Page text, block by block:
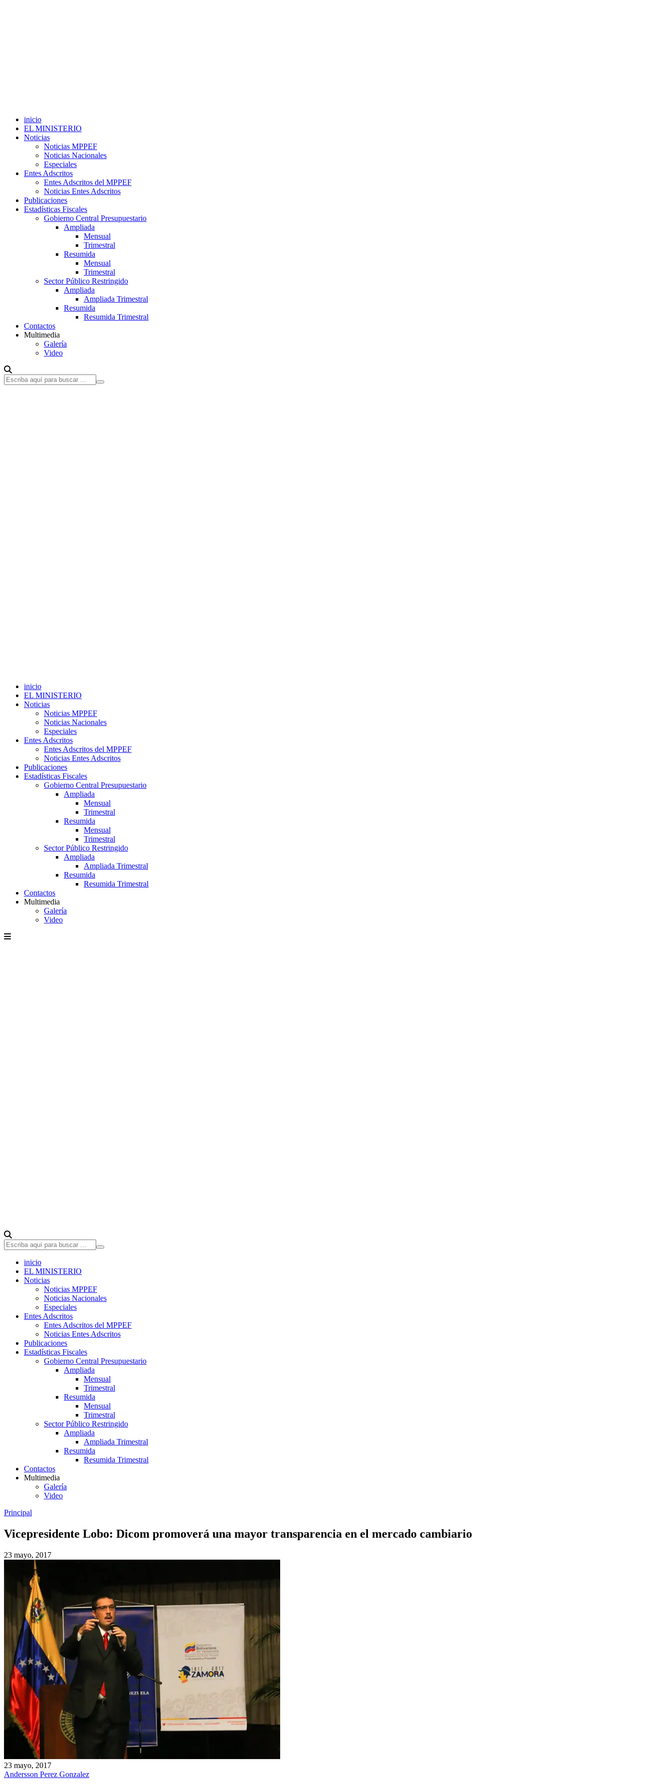
inicio
EL MINISTERIO
Noticias
Noticias MPPEF
Noticias Nacionales
Especiales
Entes Adscritos
Entes Adscritos del MPPEF
Noticias Entes Adscritos
Publicaciones
Estadísticas Fiscales
Gobierno Central Presupuestario
Ampliada
Mensual
Trimestral
Resumida
Mensual
Trimestral
Sector Público Restringido
Ampliada
Ampliada Trimestral
Resumida
Resumida Trimestral
Contactos
Multimedia
Galería
Video
inicio
EL MINISTERIO
Noticias
Noticias MPPEF
Noticias Nacionales
Especiales
Entes Adscritos
Entes Adscritos del MPPEF
Noticias Entes Adscritos
Publicaciones
Estadísticas Fiscales
Gobierno Central Presupuestario
Ampliada
Mensual
Trimestral
Resumida
Mensual
Trimestral
Sector Público Restringido
Ampliada
Ampliada Trimestral
Resumida
Resumida Trimestral
Contactos
Multimedia
Galería
Video
inicio
EL MINISTERIO
Noticias
Noticias MPPEF
Noticias Nacionales
Especiales
Entes Adscritos
Entes Adscritos del MPPEF
Noticias Entes Adscritos
Publicaciones
Estadísticas Fiscales
Gobierno Central Presupuestario
Ampliada
Mensual
Trimestral
Resumida
Mensual
Trimestral
Sector Público Restringido
Ampliada
Ampliada Trimestral
Resumida
Resumida Trimestral
Contactos
Multimedia
Galería
Video
Principal
Vicepresidente Lobo: Dicom promoverá una mayor transparencia en el mercado cambiario
23 mayo, 2017
23 mayo, 2017
Andersson Perez Gonzalez